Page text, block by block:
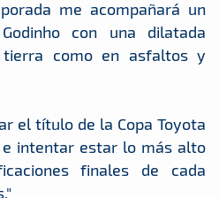
me acompañará un
con una dilatada
como en asfaltos y
el título de la Copa Toyota
e intentar estar lo más alto
finales de cada